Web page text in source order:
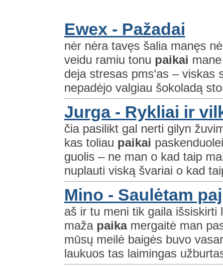
Ewex - Pažadai
nėr nėra tavęs šalia manęs
veidu ramiu tonu paikai
deja stresas pms‘as – viskas
nepadėjo valgiau šokoladą
Jurga - Rykliai ir
čia pasilikt gal nerti gilyn
kas toliau paikai
guolis – ne man o kad taip
nuplauti viską švariai o kad
Mino - Saulėtam
aš ir tu meni tik gaila
maža paikamergaitė man
mūsų meilė baigės buvo
laukuos tas laimingas